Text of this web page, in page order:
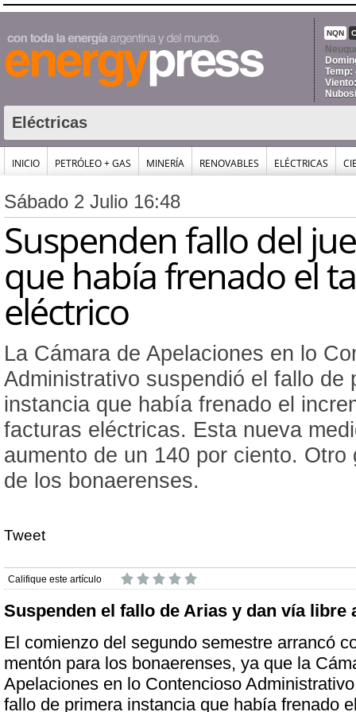
NQN
Temp:
Eléctricas
INICIO PETRÓLEO + GAS MINERÍA RENOVABLES ELÉCTRICAS
Sábado 2 Julio 16:48
Suspenden fallo del
que había frenado el
eléctrico
La Cámara de Apelaciones en lo
Administrativo suspendió el fallo de
instancia que había frenado el
facturas eléctricas. Esta nueva
aumento de un 140 por ciento. Otro
de los bonaerenses.
Tweet
Califique este artículo
Suspenden el fallo de Arias y dan vía libre
El comienzo del segundo semestre arrancó
mentón para los bonaerenses, ya que la
Apelaciones en lo Contencioso
fallo de primera instancia que había frenado